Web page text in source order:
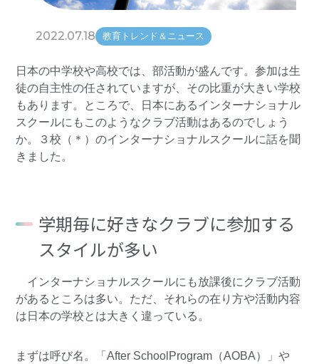
2022.07.18 教育トレンド＆ニュース
日本の中学校や高校では、部活動が盛んです。参加は生
徒の自主性の任されていますが、その比重が大きい学校
もあります。ところで、日本にあるインターナショナル
スクールにもこのようなクラブ活動はあるのでしょう
か。３校（＊）のインターナショナルスクールに話を聞
きました。
学期毎に好きなクラブに参加する
スタイルが多い
インターナショナルスクールにも放課後にクラブ活動
があるところは多い。ただ、それらの在り方や活動内容
は日本の学校とは大きく違っている。
まずは呼び名。「After SchoolProgram（AOBA）」や